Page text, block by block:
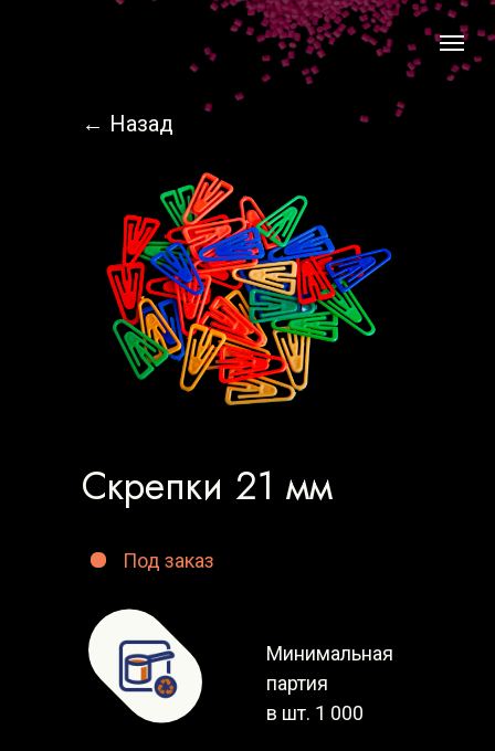
Скрепки 21 мм
Минимальная
партия
в шт. 1 000
← Назад
Под заказ